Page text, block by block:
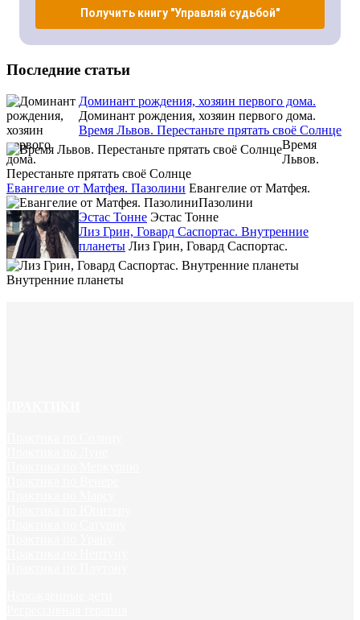
Получить книгу "Управляй судьбой"
Последние статьи
Доминант рождения, хозяин первого дома.
Доминант рождения, хозяин первого дома.
Время Львов. Перестаньте прятать своё Солнце
Время
Львов.
Перестаньте прятать своё Солнце
Евангелие от Матфея. Пазолини Евангелие от Матфея.
Пазолини
Эстас Тонне Эстас Тонне
Лиз Грин, Говард Саспортас. Внутренние
планеты Лиз Грин, Говард Саспортас.
Внутренние планеты